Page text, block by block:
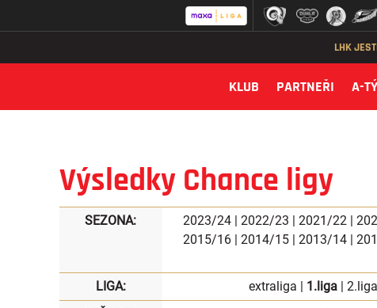
LHK
KLUB PARTNEŘI A-
Výsledky Chance ligy
SEZONA: 2023/24 | 2022/23 | 2021/22 |
2015/16 | 2014/15 | 2013/14 |
LIGA:
extraliga | 1.liga|